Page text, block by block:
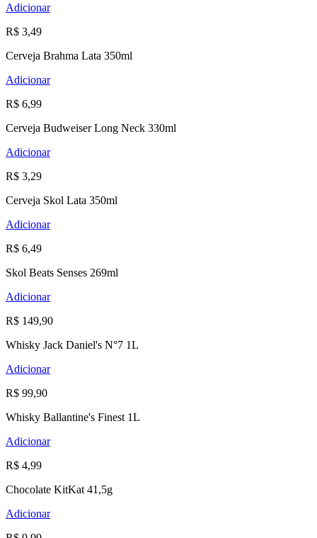
Adicionar
R$ 3,49
Cerveja Brahma Lata 350ml
Adicionar
R$ 6,99
Cerveja Budweiser Long Neck 330ml
Adicionar
R$ 3,29
Cerveja Skol Lata 350ml
Adicionar
R$ 6,49
Skol Beats Senses 269ml
Adicionar
R$ 149,90
Whisky Jack Daniel's N°7 1L
Adicionar
R$ 99,90
Whisky Ballantine's Finest 1L
Adicionar
R$ 4,99
Chocolate KitKat 41,5g
Adicionar